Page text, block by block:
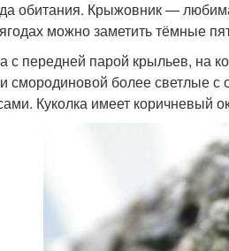
обитания. Крыжовник —
можно заметить тёмные
с передней парой крыльев, на
смородиновой более светлые
Куколка имеет коричневый